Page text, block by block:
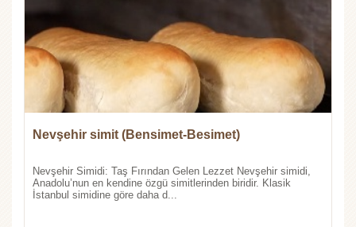
Nevşehir simit (Bensimet-Besimet)
Nevşehir Simidi: Taş Fırından Gelen Lezzet Nevşehir simidi,
Anadolu’nun en kendine özgü simitlerinden biridir. Klasik
İstanbul simidine göre daha d...